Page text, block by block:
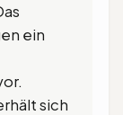
ein
sich